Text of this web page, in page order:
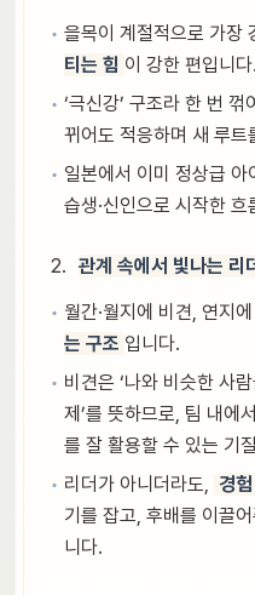
을목이 계절적으로 가장
티는 힘 이 강한 편입니다.
‘극신강’ 구조라 한 번
뀌어도 적응하며 새 루
일본에서 이미 정상급
습생·신인으로 시작한
관계 속에서 빛나는 리
월간·월지에 비견, 연지
는 구조 입니다.
비견은 ‘나와 비슷한 사
제’를 뜻하므로, 팀 내에
를 잘 활용할 수 있는 기
리더가 아니더라도, 경
기를 잡고, 후배를 이끌
니다.